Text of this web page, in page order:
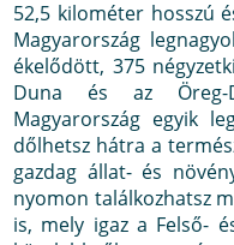
52,5 kilométer hosszú
Magyarország
ékelődött, 375
Duna és az
Magyarország egyik
dőlhetsz hátra a
gazdag állat- és
nyomon találkozhatsz
is, mely igaz a Felső-